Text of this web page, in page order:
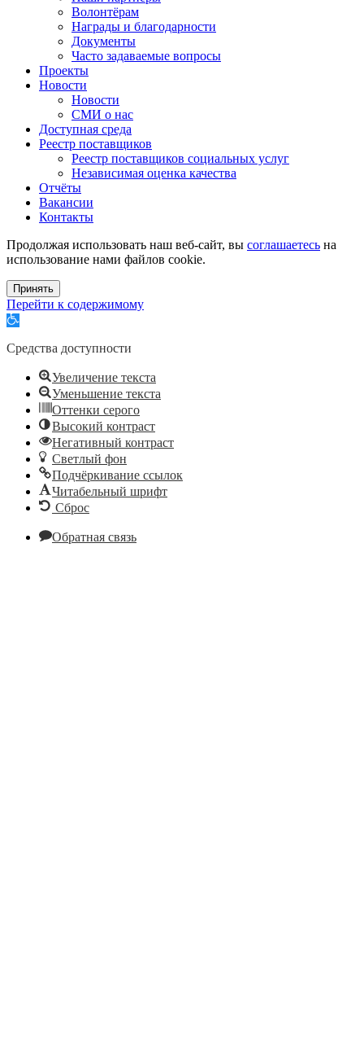
Волонтёрам
Награды и благодарности
Документы
Часто задаваемые вопросы
Проекты
Новости
Новости
СМИ о нас
Доступная среда
Реестр поставщиков
Реестр поставщиков социальных услуг
Независимая оценка качества
Отчёты
Вакансии
Контакты
Продолжая использовать наш веб-сайт, вы соглашаетесь на
использование нами файлов cookie.
Принять
Перейти к содержимому
Открыть
инструментов
Средства доступности
Увеличение текста
Уменьшение текста
Оттенки серого
Высокий контраст
Негативный контраст
Светлый фон
Подчёркивание ссылок
Читабельный шрифт
Сброс
Обратная связь